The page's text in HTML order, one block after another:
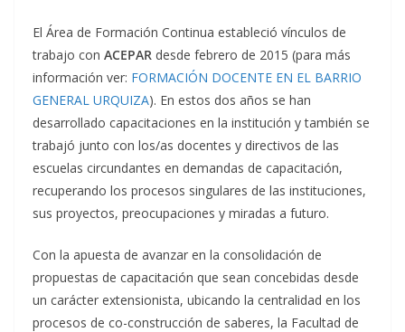
El Área de Formación Continua estableció vínculos de
trabajo con ACEPAR desde febrero de 2015 (para más
información ver: FORMACIÓN DOCENTE EN EL BARRIO
GENERAL URQUIZA). En estos dos años se han
desarrollado capacitaciones en la institución y también se
trabajó junto con los/as docentes y directivos de las
escuelas circundantes en demandas de capacitación,
recuperando los procesos singulares de las instituciones,
sus proyectos, preocupaciones y miradas a futuro.
Con la apuesta de avanzar en la consolidación de
propuestas de capacitación que sean concebidas desde
un carácter extensionista, ubicando la centralidad en los
procesos de co-construcción de saberes, la Facultad de